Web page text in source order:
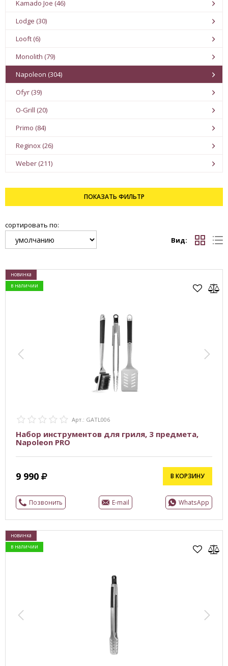
Kamado Joe (46)
Lodge (30)
Looft (6)
Monolith (79)
Napoleon (304)
Ofyr (39)
O-Grill (20)
Primo (84)
Reginox (26)
Weber (211)
ПОКАЗАТЬ ФИЛЬТР
сортировать по:
Вид:
новинка
в наличии
Арт.: GATL006
Набор инструментов для гриля, 3 предмета,
Napoleon PRO
9 990 В КОРЗИНУ
Позвонить E-mail WhatsApp
новинка
в наличии